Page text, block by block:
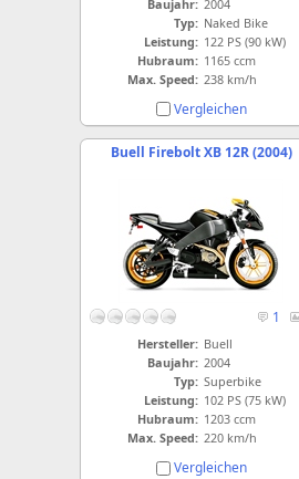
Baujahr: 2004
Typ: Naked Bike
Leistung: 122 PS (90 kW)
Hubraum: 1165 ccm
Max. Speed: 238 km/h
Vergleichen
Buell Firebolt XB 12R (2004)
1
Hersteller: Buell
Baujahr: 2004
Typ: Superbike
Leistung: 102 PS (75 kW)
Hubraum: 1203 ccm
Max. Speed: 220 km/h
Vergleichen